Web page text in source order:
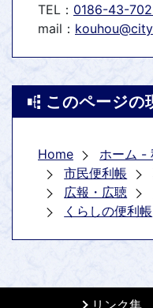
TEL： 0186-43-
mail：
このページの
Home
ホーム -
市民便利帳
広報・広聴
くらしの便利帳
リンク集